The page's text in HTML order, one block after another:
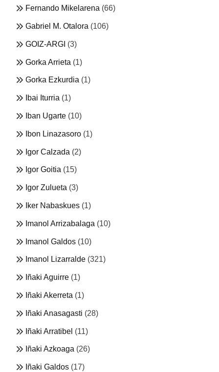
Fernando Mikelarena (66)
Gabriel M. Otalora (106)
GOIZ-ARGI (3)
Gorka Arrieta (1)
Gorka Ezkurdia (1)
Ibai Iturria (1)
Iban Ugarte (10)
Ibon Linazasoro (1)
Igor Calzada (2)
Igor Goitia (15)
Igor Zulueta (3)
Iker Nabaskues (1)
Imanol Arrizabalaga (10)
Imanol Galdos (10)
Imanol Lizarralde (321)
Iñaki Aguirre (1)
Iñaki Akerreta (1)
Iñaki Anasagasti (28)
Iñaki Arratibel (11)
Iñaki Azkoaga (26)
Iñaki Galdos (17)